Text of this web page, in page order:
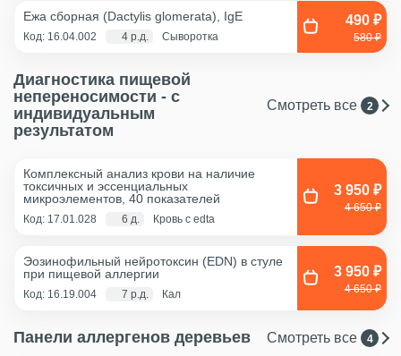
Ежа сборная (Dactylis glomerata), IgE
Код: 16.04.002 4 р.д. Сыворотка
490 ₽
580 ₽
Диагностика пищевой
непереносимости - с
индивидуальным
результатом
Смотреть все 2
Комплексный анализ крови на наличие
токсичных и эссенциальных
микроэлементов, 40 показателей
Код: 17.01.028 6 д. Кровь с edta
3 950 ₽
4 650 ₽
Эозинофильный нейротоксин (EDN) в стуле
при пищевой аллергии
Код: 16.19.004 7 р.д. Кал
3 950 ₽
4 650 ₽
Панели аллергенов деревьев Смотреть все 4